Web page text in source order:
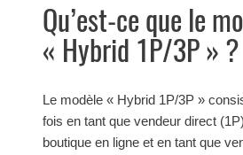
Qu’est-ce que le
« Hybrid 1P/3P » ?
Le modèle « Hybrid 1P/3P »
fois en tant que vendeur direct
boutique en ligne et en tant que